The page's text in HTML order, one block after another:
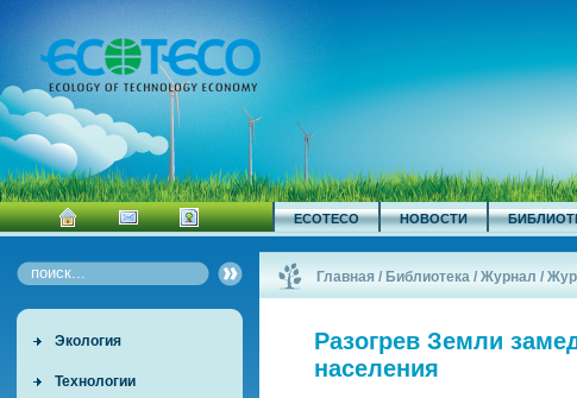
ECOTECO НОВОСТИ
Экология
Технологии
Главная / Библиотека /Журнал /
Разогрев Земли
населения